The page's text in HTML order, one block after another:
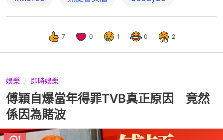
7 0 1 0 2
娛樂 即時娛樂
傅穎自爆當年得罪TVB真正原因 竟然
係因為賭波